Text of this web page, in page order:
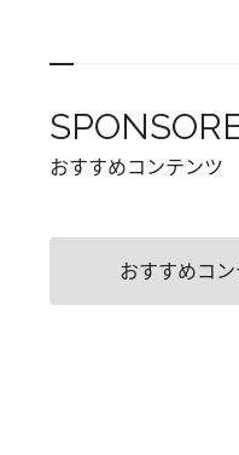
おすすめコンテンツ
おすすめコ